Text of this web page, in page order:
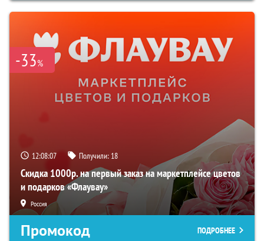
-33%
12:08:06 Получили: 18
Скидка 1000р. на первый заказ на маркетплейсе цветов
и подарков «Флаувау»
Россия
Промокод ПОДРОБНЕЕ